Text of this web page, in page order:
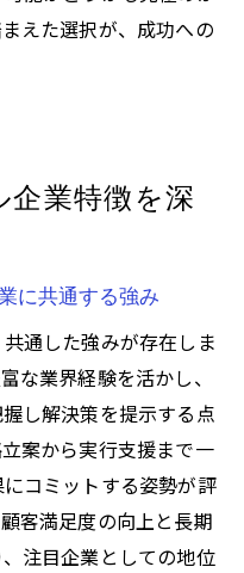
えた選択が、成功への
業特徴を深
に共通する強み
通した強みが存在しま
な業界経験を活かし、
し解決策を提示する点
案から実行支援まで一
コミットする姿勢が評
客満足度の向上と長期
注目企業としての地位